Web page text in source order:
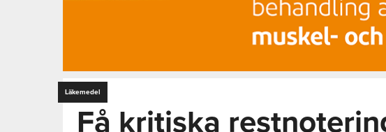
Läkemedel
Få kritiska